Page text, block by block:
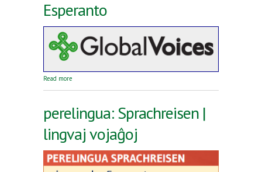
Esperanto
Read more
perelingua: Sprachreisen |
lingvaj vojaĝoj